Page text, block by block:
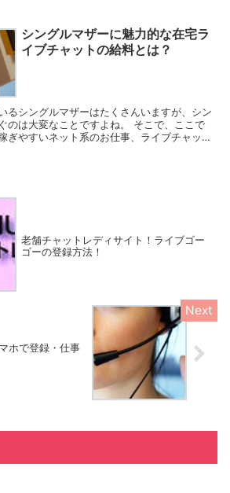
シングルマザーに魅力的な在宅ラ
イブチャットの給料とは？
るシングルマザーはたくさんいますが、シン
のは大変なことですよね。 そこで、ここで
ぎやすいネット系のお仕事、ライブチャット
老舗チャットレディサイト！ライブゴー
ゴーの登録方法！
ホで登録・仕事